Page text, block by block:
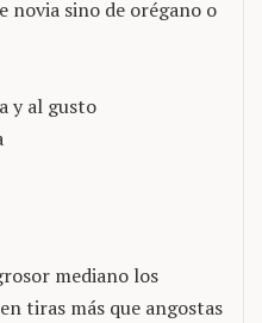
novia sino de orégano o
y al gusto
mediano los
tiras más que angostas